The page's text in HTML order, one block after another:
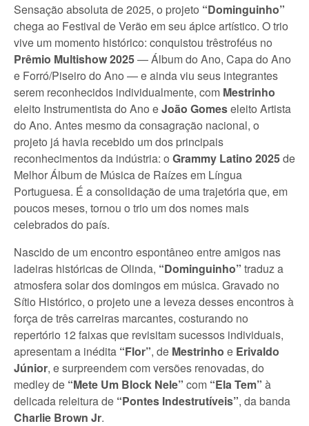
Sensação absoluta de 2025, o projeto “Dominguinho”
chega ao Festival de Verão em seu ápice artístico. O trio
vive um momento histórico: conquistou trêstroféus no
Prêmio Multishow 2025— Álbum do Ano, Capa do Ano
e Forró/Piseiro do Ano — e ainda viu seus integrantes
serem reconhecidos individualmente, com Mestrinho
eleito Instrumentista do Ano eJoão Gomeseleito Artista
do Ano. Antes mesmo da consagração nacional, o
projeto já havia recebido um dos principais
reconhecimentos da indústria: o Grammy Latino 2025de
Melhor Álbum de Música de Raízes em Língua
Portuguesa. É a consolidação de uma trajetória que, em
poucos meses, tornou o trio um dos nomes mais
celebrados do país.
Nascido de um encontro espontâneo entre amigos nas
ladeiras históricas de Olinda, “Dominguinho” traduz a
atmosfera solar dos domingos em música. Gravado no
Sítio Histórico, o projeto une a leveza desses encontros à
força de três carreiras marcantes, costurando no
repertório 12 faixas que revisitam sucessos individuais,
apresentam a inédita “Flor”, de Mestrinho e Erivaldo
Júnior, e surpreendem com versões renovadas, do
medley de “Mete Um Block Nele” com “Ela Tem” à
delicada releitura de “Pontes Indestrutíveis”, da banda
Charlie Brown Jr.